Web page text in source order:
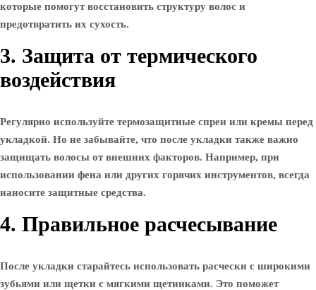
которые помогут восстановить структуру волос и
предотвратить их сухость.
3. Защита от термического
воздействия
Регулярно используйте термозащитные спреи или кремы перед
укладкой. Но не забывайте, что после укладки также важно
защищать волосы от внешних факторов. Например, при
использовании фена или других горячих инструментов, всегда
наносите защитные средства.
4. Правильное расчесывание
После укладки старайтесь использовать расчески с широкими
зубьями или щетки с мягкими щетинками. Это поможет